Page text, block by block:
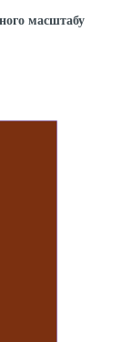
масштабу